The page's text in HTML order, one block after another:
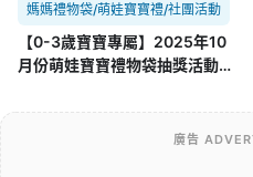
媽媽禮物袋/萌娃寶寶禮/社團活動
【0-3歲寶寶專屬】2025年10
月份萌娃寶寶禮物袋抽獎活動
廣告